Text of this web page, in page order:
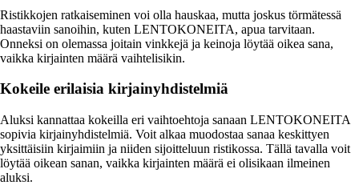
Ristikkojen ratkaiseminen voi olla hauskaa, mutta joskus törmätessä
haastaviin sanoihin, kuten LENTOKONEITA, apua tarvitaan.
Onneksi on olemassa joitain vinkkejä ja keinoja löytää oikea sana,
vaikka kirjainten määrä vaihtelisikin.
Kokeile erilaisia kirjainyhdistelmiä
Aluksi kannattaa kokeilla eri vaihtoehtoja sanaan LENTOKONEITA
sopivia kirjainyhdistelmiä. Voit alkaa muodostaa sanaa keskittyen
yksittäisiin kirjaimiin ja niiden sijoitteluun ristikossa. Tällä tavalla voit
löytää oikean sanan, vaikka kirjainten määrä ei olisikaan ilmeinen
aluksi.